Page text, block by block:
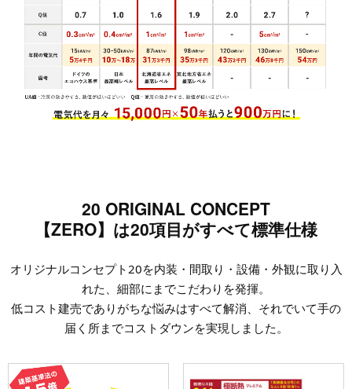
20 ORIGINAL CONCEPT
【ZERO】は20項目がすべて標準仕様
オリジナルコンセプト20を内装・間取り・設備・外観に取り入
れた、細部にまでこだわりを発揮。
低コスト建売でありがちな悩みはすべて解消、それでいて手の
届く所までコストダウンを実現しました。